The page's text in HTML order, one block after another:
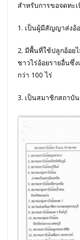
สำหรับการขอจดทะ
1. เป็นผู้มีสัญญาส่งอ้
2. มีพื้นที่ใช้ปลูกอ้อย
ชาวไร่อ้อยรายอื่นซึ่
กว่า 100 ไร่
3. เป็นสมาชิกสถาบั